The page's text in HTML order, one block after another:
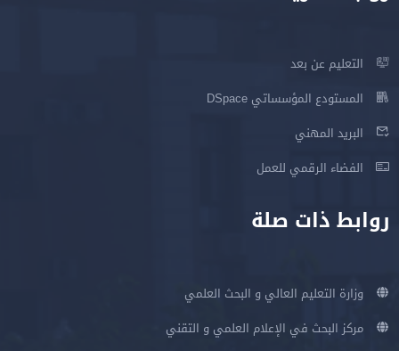
التعليم عن بعد
المستودع المؤسساتي DSpace
البريد المهني
الفضاء الرقمي للعمل
روابط ذات صلة
وزارة التعليم العالي و البحث العلمي
مركز البحث في الإعلام العلمي و التقني